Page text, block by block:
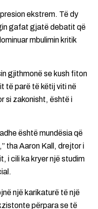
ekstrem. Të dy
gafat gjatë debatit që
mbulimin kritik
gjithmonë se kush fiton
të parë të këtij viti në
si zakonisht, është i
është mundësia që
tha Aaron Kall, drejtor i
i cili ka kryer një studim
një karikaturë të një
përpara se të